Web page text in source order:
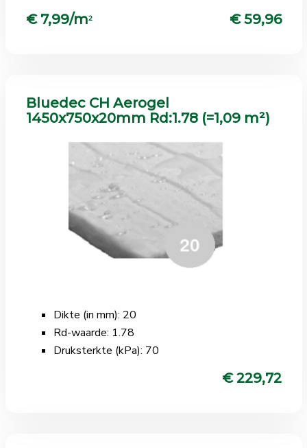
€ 7,99/m2 € 59,96
Bluedec CH Aerogel
1450x750x20mm Rd:1.78 (=1,09 m²)
Dikte (in mm): 20
Rd-waarde: 1.78
Druksterkte (kPa): 70
€ 229,72